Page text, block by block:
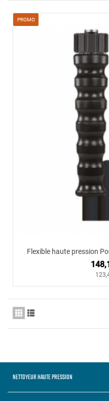
PROMO
Flexible haute pression
NETTOYEUR HAUTE PRESSION